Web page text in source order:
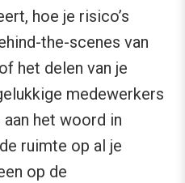
hoe je risico’s
the-scenes van
het delen van je
medewerkers
het woord in
ruimte op al je
op de